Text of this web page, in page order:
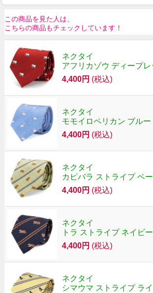
この商品を見た人は、
こちらの商品もチェックしています！
ネクタイ
アフリカゾウ ディープレ
4,400円 (税込)
ネクタイ
モモイロペリカン ブルー
4,400円 (税込)
ネクタイ
カピバラ ストライプ ベー
4,400円 (税込)
ネクタイ
トラ ストライプ ネイビー
4,400円 (税込)
ネクタイ
シマウマ ストライプ ラ